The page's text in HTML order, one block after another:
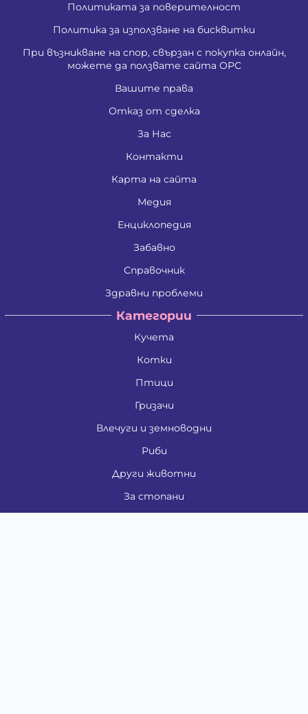
Политиката за поверителност
Политика за използване на бисквитки
При възникване на спор, свързан с покупка онлайн,
можете да ползвате сайта ОРС
Вашите права
Отказ от сделка
За Нас
Контакти
Карта на сайта
Медия
Енциклопедия
Забавно
Справочник
Здравни проблеми
Категории
Кучета
Котки
Птици
Гризачи
Влечуги и земноводни
Риби
Други животни
За стопани